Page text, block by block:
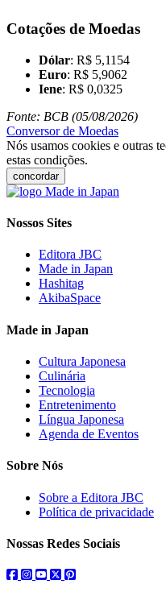
Cotações de Moedas
Dólar: R$ 5,1154
Euro: R$ 5,9062
Iene: R$ 0,0325
Fonte: BCB (05/08/2026)
Conversor de Moedas
Nós usamos cookies e outras
estas condições.
concordar
Nossos Sites
Editora JBC
Made in Japan
Hashitag
AkibaSpace
Made in Japan
Cultura Japonesa
Culinária
Tecnologia
Entretenimento
Língua Japonesa
Agenda de Eventos
Sobre Nós
Sobre a Editora JBC
Política de privacidade
Nossas Redes Sociais
facebook
instagram
youtube
twitterpinterest